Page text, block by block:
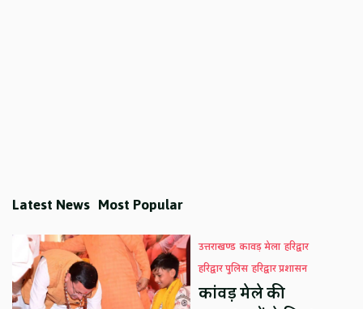
Latest News Most Popular
उत्तराखण्ड कावड़ मेला हरिद्वार
हरिद्वार पुलिस हरिद्वार प्रशासन
कांवड़ मेले की